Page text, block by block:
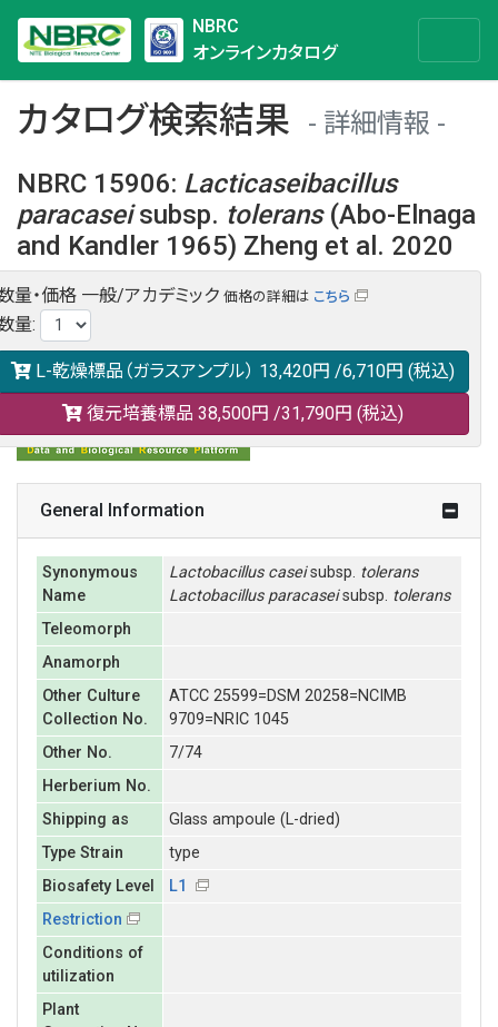
NBRC
オンラインカタログ
カタログ検索結果
詳細情報
NBRC 15906: Lacticaseibacillus
paracaseisubsp. tolerans(Abo-Elnaga
and Kandler 1965) Zheng et al. 2020
NBRC 15906の情報や関連データは以下のバナー(DBRP)か
らご覧ください。
日本語での検索も可能です。
量・価格 一般/アカデミック 価格の詳細は こちら
量:
L-乾燥標品（ガラスアンプル） 13,420円 /6,710円 (税込)
復元培養標品 38,500円 /31,790円 (税込)
General Information
Synonymous
Name
Lactobacillus caseisubsp. tolerans
Lactobacillus paracaseisubsp. tolerans
Teleomorph
Anamorph
Other Culture
Collection No.
ATCC 25599=DSM 20258=NCIMB
9709=NRIC 1045
Other No.
7/74
Herberium No.
Shipping as
Glass ampoule (L-dried)
Type Strain
type
Biosafety Level
L1
Restriction
Conditions of
utilization
Plant